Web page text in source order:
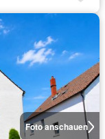
Foto anschauen